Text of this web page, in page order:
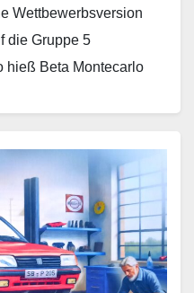
Wettbewerbsversion
die Gruppe 5
hieß Beta Montecarlo